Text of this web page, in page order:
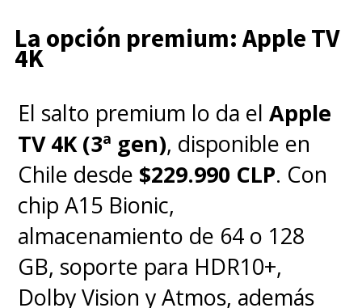
La opción premium: Apple TV
4K
El salto premium lo da elApple
TV 4K (3ª gen), disponible en
Chile desde $229.990 CLP. Con
chip A15 Bionic,
almacenamiento de 64 o 128
GB, soporte para HDR10+,
Dolby Vision y Atmos, además